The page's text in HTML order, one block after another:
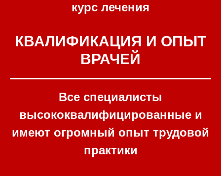
курс лечения
КВАЛИФИКАЦИЯ И ОПЫТ
ВРАЧЕЙ
Все специалисты
высококвалифицированные и
имеют огромный опыт трудовой
практики